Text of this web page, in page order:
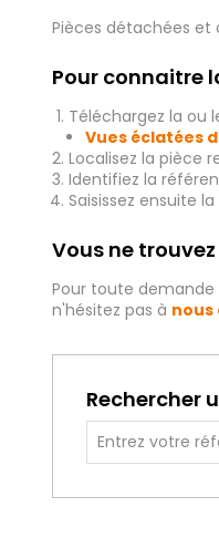
Pièces détachées et
Pour connaitre
Téléchargez la ou
Vues éclatées
Localisez la pièce
Identifiez la
Saisissez ensuite
Vous ne
Pour toute
n'hésitez pas à
Rechercher